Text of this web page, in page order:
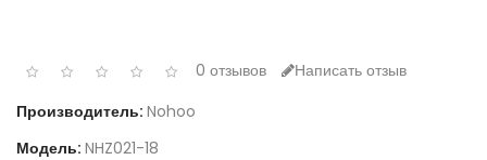
0 отзывов
Написать отзыв
Производитель: Nohoo
Модель: NHZ021-18